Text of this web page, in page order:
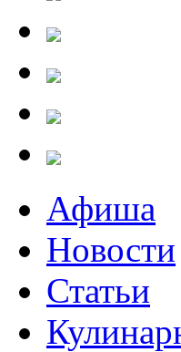
Афиша
Новости
Статьи